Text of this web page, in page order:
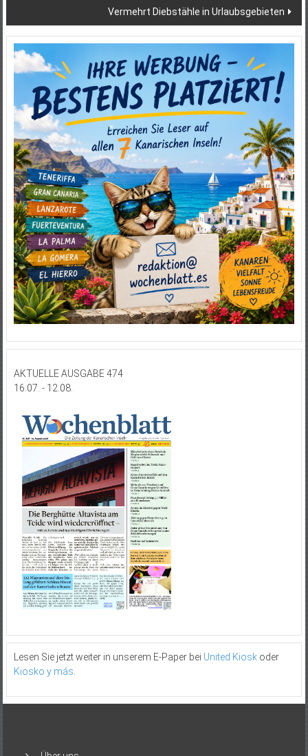
Vermehrt Diebstähle in Urlaubsgebieten
AKTUELLE AUSGABE 474
16.07. - 12.08.
Lesen Sie jetzt weiter in unserem E-Paper bei United Kioskoder
Kiosko y más